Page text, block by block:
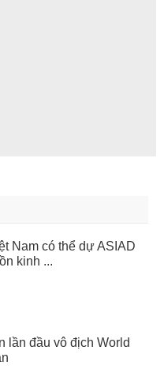
Nam có thể dự ASIAD
kinh ...
lần đầu vô địch World